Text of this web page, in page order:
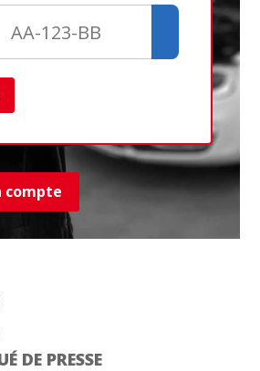
compte
DE PRESSE